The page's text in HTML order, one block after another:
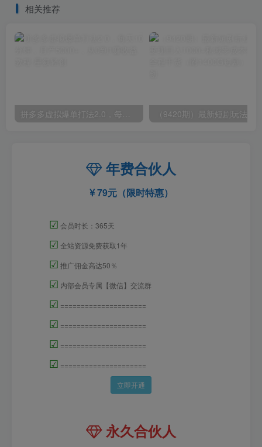
相关推荐
年费合伙人
79元（限时特惠）
☑ 会员时长：365天
☑ 全站资源免费获取1年
☑ 推广佣金高达50％
☑ 内部会员专属【微信】交流群
☑ =====================
☑ =====================
☑ =====================
☑ =====================
立即开通
永久合伙人